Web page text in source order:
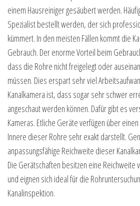
einem Hausreiniger gesäubert werden.
Spezialist bestellt werden, der sich
kümmert. In den meisten Fällen kommt die
Gebrauch. Der enorme Vorteil beim
dass die Rohre nicht freigelegt oder
müssen. Dies erspart sehr viel
Kanalkamera ist, dass sogar sehr schwer
angeschaut werden können. Dafür gibt es
Kameras. Etliche Geräte verfügen über
Innere dieser Rohre sehr exakt darstellt.
anpassungsfähige Reichweite dieser
Die Gerätschaften besitzen eine Reichweite
und eignen sich ideal für die
Kanalinspektion.